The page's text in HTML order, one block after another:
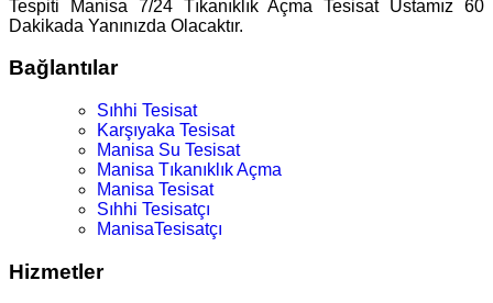
Tespiti Manisa 7/24 Tıkanıklık Açma Tesisat Ustamız 60
Dakikada Yanınızda Olacaktır.
Bağlantılar
Sıhhi Tesisat
Karşıyaka Tesisat
Manisa Su Tesisat
Manisa Tıkanıklık Açma
Manisa Tesisat
Sıhhi Tesisatçı
ManisaTesisatçı
Hizmetler